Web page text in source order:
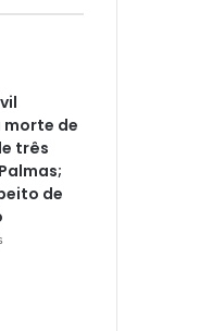
de
três
de